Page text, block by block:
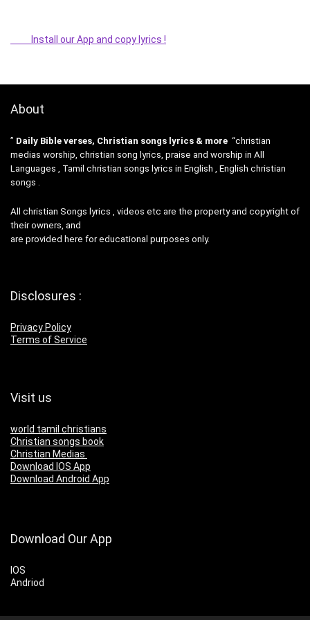
Install our App and copy lyrics !
About
” Daily Bible verses, Christian songs lyrics & more “christian
medias worship, christian song lyrics, praise and worship in All
Languages , Tamil christian songs lyrics in English , English christian
songs .
All christian Songs lyrics , videos etc are the property and copyright of
their owners, and
are provided here for educational purposes only.
Disclosures :
Privacy Policy
Terms of Service
Visit us
world tamil christians
Christian songs book
Christian Medias
Download IOS App
Download Android App
Download Our App
IOS
Andriod